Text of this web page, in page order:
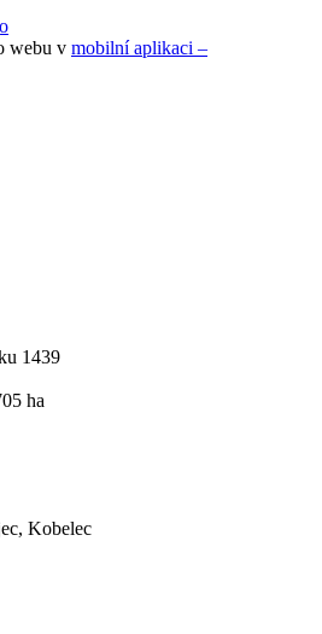
webu v mobilní aplikaci –
1439
ha
Kobelec